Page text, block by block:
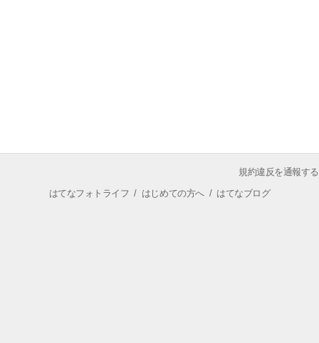
規約違反を通報する
はてなフォトライフ / はじめての方へ/ はてなブログ